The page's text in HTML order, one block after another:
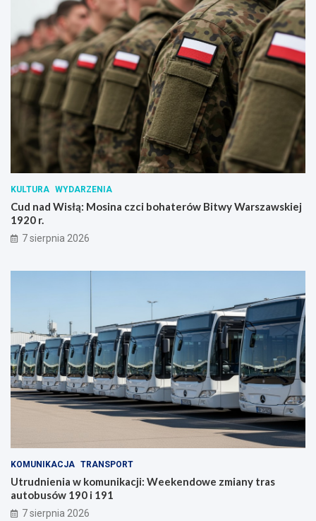
KULTURA WYDARZENIA
Cud nad Wisłą: Mosina czci bohaterów Bitwy Warszawskiej
1920 r.
7 sierpnia 2026
KOMUNIKACJA TRANSPORT
Utrudnienia w komunikacji: Weekendowe zmiany tras
autobusów 190 i 191
7 sierpnia 2026